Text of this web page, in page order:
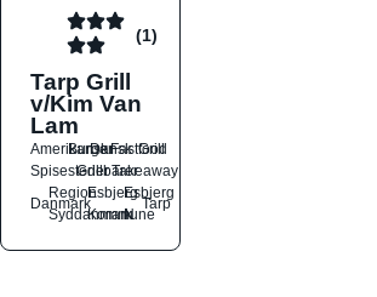
(1)
Tarp Grill
v/Kim Van
Lam
Amerikansk
BurgerDanskFastfood
Grill
SpisestederGrillbarerTakeaway
Danmark
Region
Syddanmark
Esbjerg
Kommune
Esbjerg
N
Tarp